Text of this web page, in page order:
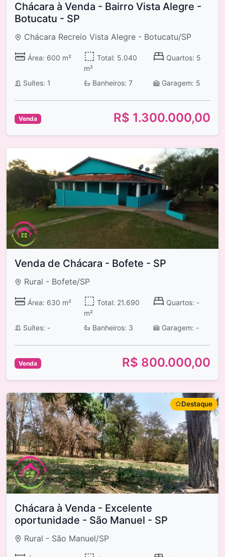
Chácara à Venda - Bairro Vista Alegre -
Botucatu - SP
Chácara Recreio Vista Alegre - Botucatu/SP
Área: 600 m²
Total: 5.040
m²
Quartos: 5
Suítes: 1 Banheiros: 7 Garagem: 5
Venda R$ 1.300.000,00
Venda de Chácara - Bofete - SP
Rural - Bofete/SP
Área: 630 m²
Total: 21.690
m²
Quartos: -
Suítes: - Banheiros: 3 Garagem: -
Venda R$ 800.000,00
Destaque
Chácara à Venda - Excelente
oportunidade - São Manuel - SP
Rural - São Manuel/SP